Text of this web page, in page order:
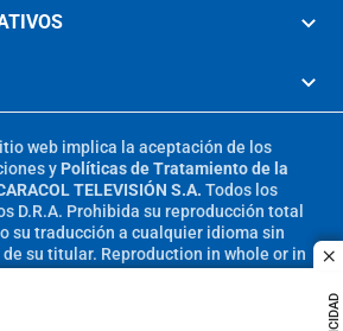
web implica la aceptación de los
y Políticas de Tratamiento de la
TELEVISIÓN S.A. Todos los
D.R.A. Prohibida su reproducción total
su traducción a cualquier idioma sin
su titular. Reproduction in whole or in